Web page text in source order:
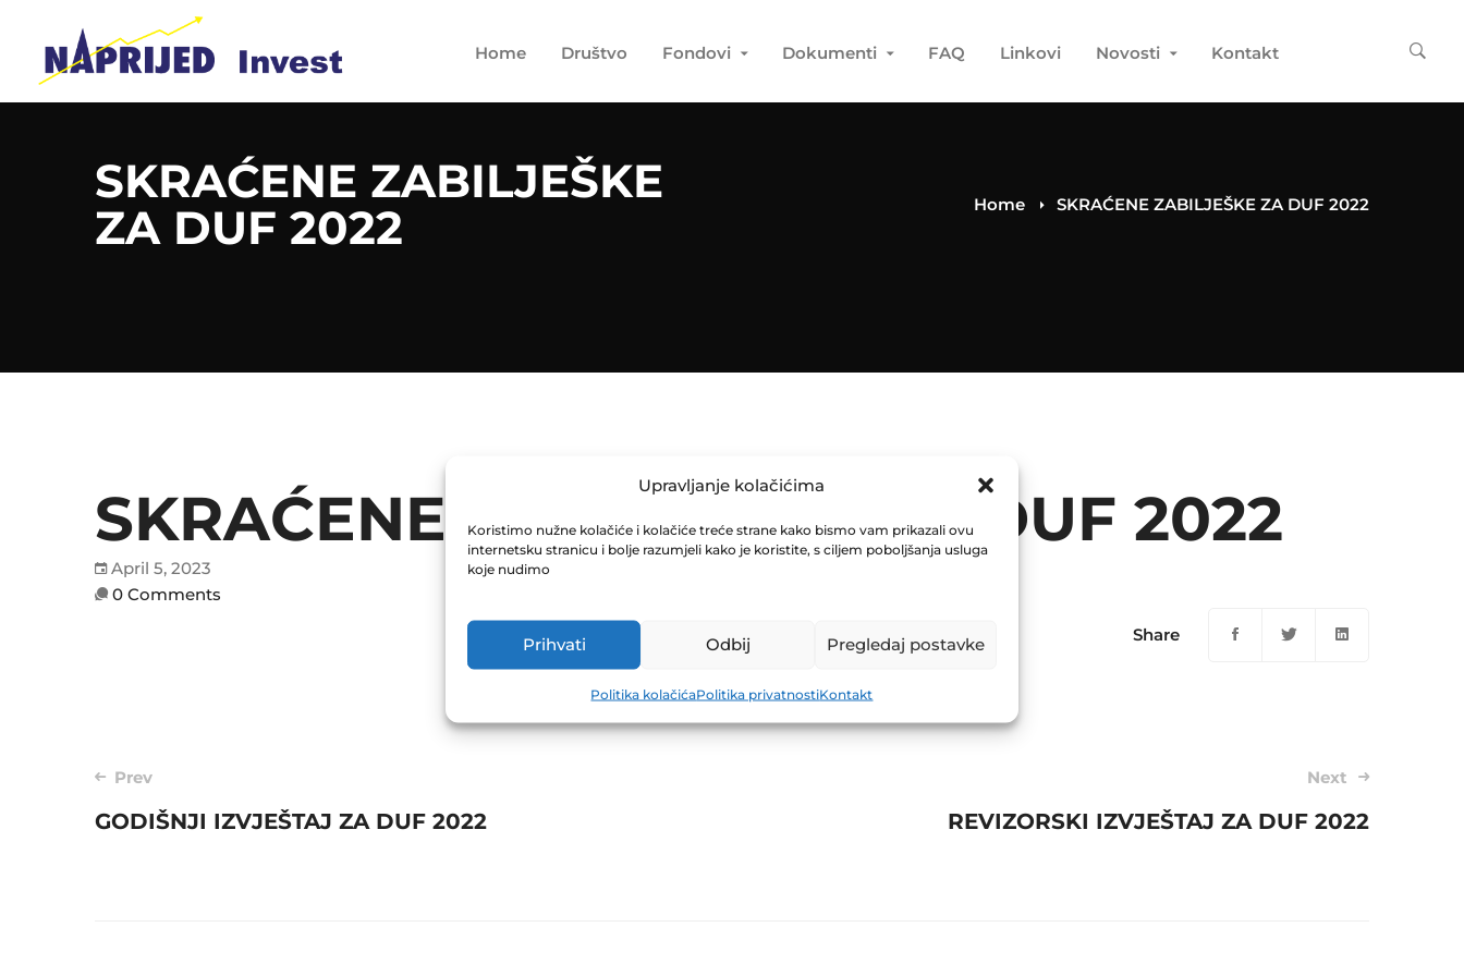
Upravljanje kolačićima
Koristimo nužne kolačiće i kolačiće treće strane kako bismo vam prikazali ovu
internetsku stranicu i bolje razumjeli kako je koristite, s ciljem poboljšanja usluga
koje nudimo
Prihvati Odbij Pregledaj postavke
Politika kolačićaPolitika privatnostiKontakt
Home Društvo Fondovi Dokumenti FAQ Linkovi Novosti Kontakt
SKRAĆENE ZABILJEŠKE
ZA DUF 2022
Home SKRAĆENE ZABILJEŠKE ZA DUF 2022
SKRAĆENE ZABILJEŠKE ZA DUF 2022
April 5, 2023
0 Comments
Share
Post
navigation
Prev
GODIŠNJI IZVJEŠTAJ ZA DUF 2022
Next
REVIZORSKI IZVJEŠTAJ ZA DUF 2022